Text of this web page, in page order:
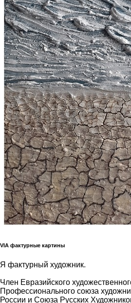
VIA фактурные картины
Я фактурный художник.
Член Евразийского
Профессионального союза
России и Союза Русских